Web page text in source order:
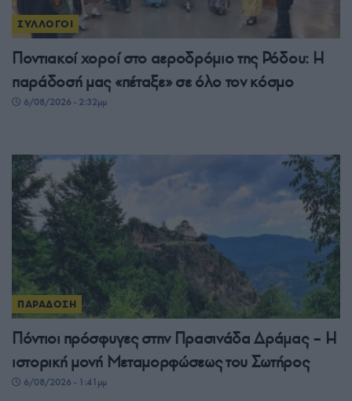
ΣΥΛΛΟΓΟΙ
Ποντιακοί χοροί στο αεροδρόμιο της Ρόδου: Η
παράδοσή μας «πέταξε» σε όλο τον κόσμο
6/08/2026 - 2:32μμ
ΠΑΡΑΔΟΣΗ
Πόντιοι πρόσφυγες στην Πρασινάδα Δράμας – Η
ιστορική μονή Μεταμορφώσεως του Σωτήρος
6/08/2026 - 1:41μμ